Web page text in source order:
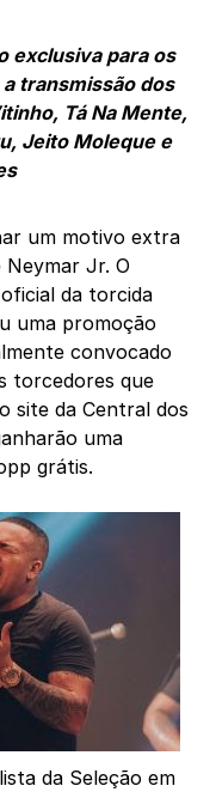
exclusiva para os
transmissão dos
Tá Na Mente,
Jeito Moleque e
um motivo extra
Jr. O
da torcida
uma promoção
convocado
torcedores que
site da Central dos
uma
grátis.
da Seleção em